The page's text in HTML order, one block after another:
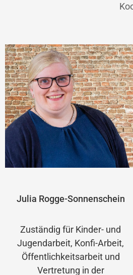
Julia Rogge-Sonnenschein
Zuständig für Kinder- und
Jugendarbeit, Konfi-Arbeit,
Öffentlichkeitsarbeit und
Vertretung in der